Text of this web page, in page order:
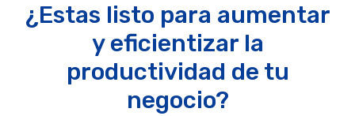
¿Estas listo para aumentar
y eficientizar la
productividad de tu
negocio?